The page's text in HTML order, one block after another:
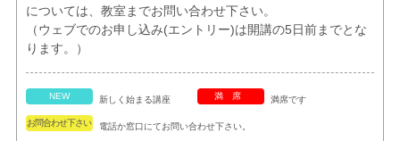
については、教室までお問い合わせ下さい。
（ウェブでのお申し込み(エントリー)は開講の5日前までとな
ります。）
NEW 新しく始まる講座 満席 満席です
お問合わせ下さい 電話か窓口にてお問い合わせ下さい。